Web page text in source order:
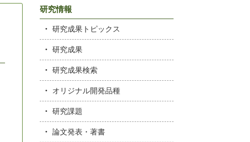
研究情報
研究成果トピックス
研究成果
研究成果検索
オリジナル開発品種
研究課題
論文発表・著書